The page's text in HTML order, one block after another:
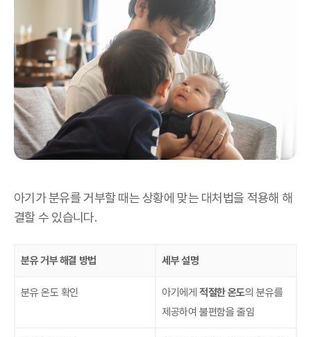
아기가 분유를 거부할 때는 상황에 맞는 대처법을 적용해 해
결할 수 있습니다.
분유 거부 해결 방법 세부 설명
분유 온도 확인 아기에게적절한 온도의 분유를
제공하여 불편함을 줄임